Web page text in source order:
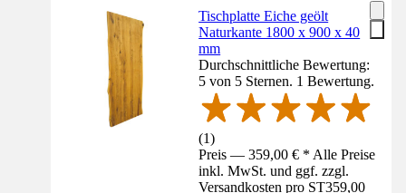
Tischplatte Eiche geölt
Naturkante 1800 x 900 x 40
mm
Durchschnittliche Bewertung:
5 von 5 Sternen. 1 Bewertung.
(1)
Preis — 359,00 € * Alle Preise
inkl. MwSt. und ggf. zzgl.
Versandkosten pro ST359,00